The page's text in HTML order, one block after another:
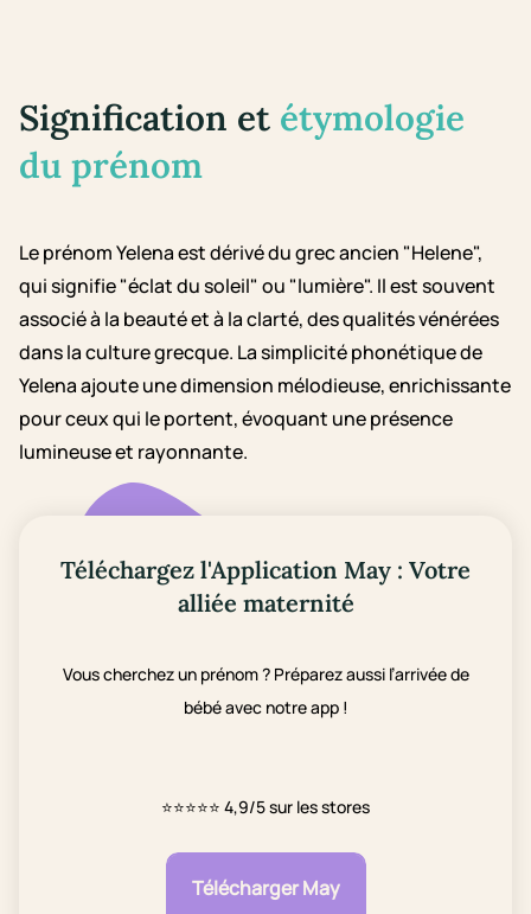
Signification et étymologie
du prénom
Le prénom Yelena est dérivé du grec ancien "Helene",
qui signifie "éclat du soleil" ou "lumière". Il est souvent
associé à la beauté et à la clarté, des qualités vénérées
dans la culture grecque. La simplicité phonétique de
Yelena ajoute une dimension mélodieuse, enrichissante
pour ceux qui le portent, évoquant une présence
lumineuse et rayonnante.
Téléchargez l'Application May : Votre
alliée maternité
Vous cherchez un prénom ? Préparez aussi l’arrivée de
bébé avec notre app !
⭐⭐⭐⭐⭐ 4,9/5 sur les stores
Télécharger May